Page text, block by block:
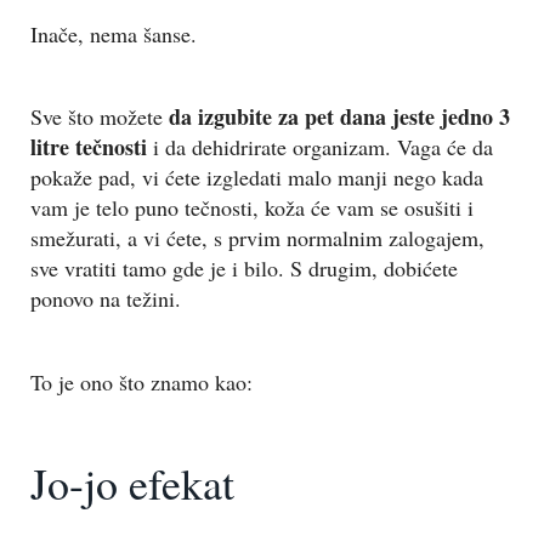
Inače, nema šanse.
Sve što možete da izgubite za pet dana jeste jedno 3
litre tečnosti i da dehidrirate organizam. Vaga će da
pokaže pad, vi ćete izgledati malo manji nego kada
vam je telo puno tečnosti, koža će vam se osušiti i
smežurati, a vi ćete, s prvim normalnim zalogajem,
sve vratiti tamo gde je i bilo. S drugim, dobićete
ponovo na težini.
To je ono što znamo kao:
Jo-jo efekat